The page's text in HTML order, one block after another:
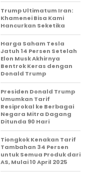
Trump Ultimatum Iran:
Khamenei Bisa Kami
Hancurkan Seketika
Harga Saham Tesla
Jatuh 14 Persen Setelah
Elon Musk Akhirnya
Bentrok Keras dengan
Donald Trump
Presiden Donald Trump
Umumkan Tarif
Resiprokal ke Berbagai
Negara Mitra Dagang
Ditunda 90 Hari
Tiongkok Kenakan Tarif
Tambahan 34 Persen
untuk Semua Produk dari
AS, Mulai 10 April 2025